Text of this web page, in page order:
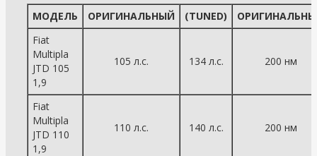
МОДЕЛЬ ОРИГИНАЛЬНЫЙ (TUNED)
Fiat
Multipla
JTD 105
1,9
105 л.с. 134 л.с. 200 нм
Fiat
Multipla
JTD 110
1,9
110 л.с. 140 л.с. 200 нм